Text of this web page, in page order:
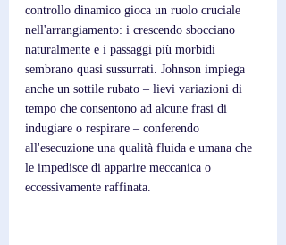
controllo dinamico gioca un ruolo cruciale
nell'arrangiamento: i crescendo sbocciano
naturalmente e i passaggi più morbidi
sembrano quasi sussurrati. Johnson impiega
anche un sottile rubato – lievi variazioni di
tempo che consentono ad alcune frasi di
indugiare o respirare – conferendo
all'esecuzione una qualità fluida e umana che
le impedisce di apparire meccanica o
eccessivamente raffinata.